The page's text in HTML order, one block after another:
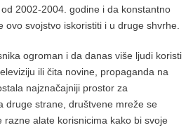
2002-2004. godine i da konstantno
ovo svojstvo iskoristiti i u druge shvrhe.
ogroman i da danas više ljudi koristi
ili čita novine, propaganda na
najznačajniji prostor za
druge strane, društvene mreže se
razne alate korisnicima kako bi svoje